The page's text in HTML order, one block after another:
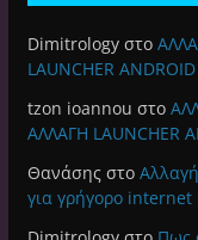
Dimitrologyστο
LAUNCHER
tzon ioannou στο
ΑΛΛΑΓΗ LAUNCHER
Θανάσηςστο
για γρήγορο internet